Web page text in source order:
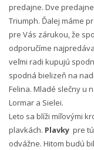
predajne. Dve
Triumph. Ďalej máme
pre Vás zárukou, že
odporučíme
veľmi radi kupujú
spodná bielizeň na
Felina. Mladé slečny u
Lormar a Sielei.
Leto sa blíži míľovými
plavkách. Plavky pre
odvážne. Hitom budú